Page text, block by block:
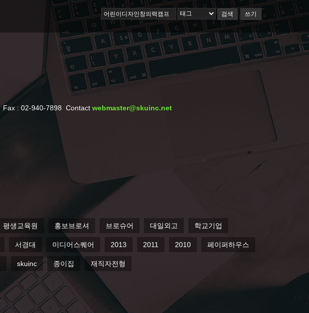
검색 쓰기
Fax : 02-940-7898 Contactwebmaster@skuinc.net
평생교육원 홍보브로셔 브로슈어 대일외고 학교기업
서경대 미디어스퀘어 2013 2011 2010 페이퍼하우스
skuinc 종이집 재직자전형